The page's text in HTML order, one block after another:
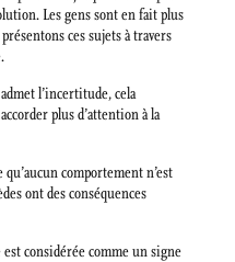
Les gens sont en fait plus
ces sujets à travers
l’incertitude, cela
plus d’attention à la
comportement n’est
ont des conséquences
considérée comme un signe